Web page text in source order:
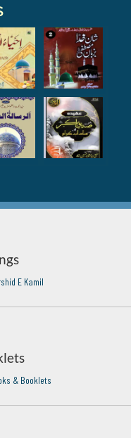
E Kamil
& Booklets